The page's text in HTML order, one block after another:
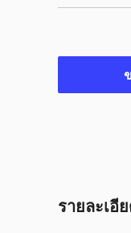
รายละเอี